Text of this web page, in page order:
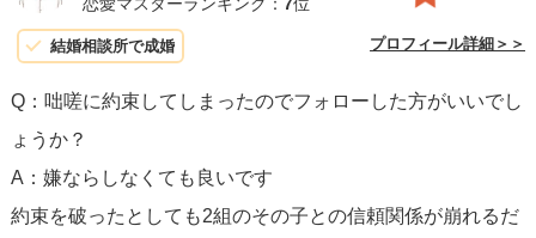
もしフォローすることに不安がある場合、「考え直した
いでしょう。急かされることなく、自分のペースで物事を
進めることが大切です。
結局のところ、自分の気持ちに正直になることが最も重要
恋愛マスターランキング： 7位
結婚相談所で成婚 プロフィール詳細＞＞
Q：咄嗟に約束してしまったのでフォローした方がいいでし
ょうか？
A：嫌ならしなくても良いです
約束を破ったとしても2組のその子との信頼関係が崩れるだ